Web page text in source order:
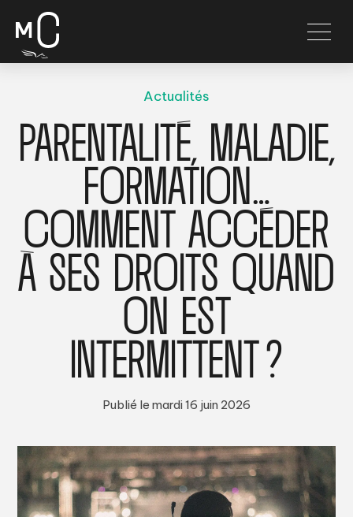
Actualités
PARENTALITÉ, MALADIE,
FORMATION…
COMMENT ACCÉDER
À SES DROITS QUAND
ON EST
INTERMITTENT ?
Publié le mardi 16 juin 2026